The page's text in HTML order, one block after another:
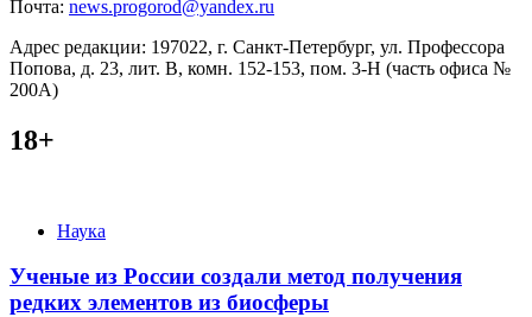
Почта: news.progorod@yandex.ru
Адрес редакции: 197022, г. Санкт-Петербург, ул. Профессора
Попова, д. 23, лит. В, комн. 152-153, пом. 3-Н (часть офиса №
200А)
18+
Категории
Наука
Ученые из России создали метод получения
редких элементов из биосферы